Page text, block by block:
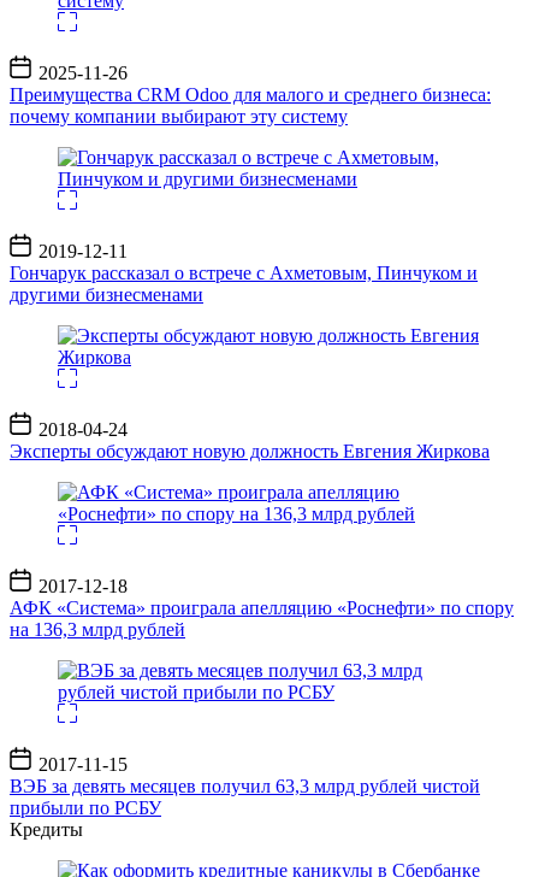
Дата
записи
2025-11-26
Преимущества CRM Odoo для малого и среднего бизнеса:
почему компании выбирают эту систему
Дата
записи
2019-12-11
Гончарук рассказал о встрече с Ахметовым, Пинчуком и
другими бизнесменами
Дата
записи
2018-04-24
Эксперты обсуждают новую должность Евгения Жиркова
Дата
записи
2017-12-18
АФК «Система» проиграла апелляцию «Роснефти» по спору
на 136,3 млрд рублей
Дата
записи
2017-11-15
ВЭБ за девять месяцев получил 63,3 млрд рублей чистой
прибыли по РСБУ
Кредиты